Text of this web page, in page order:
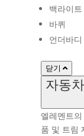
백라이트
바퀴
언더바
닫기
자동
엘레멘트
품 및 트림